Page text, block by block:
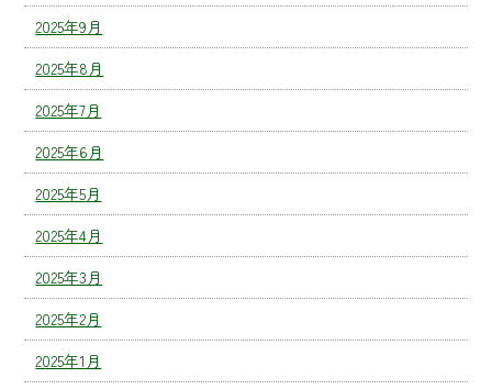
2025年9月
2025年8月
2025年7月
2025年6月
2025年5月
2025年4月
2025年3月
2025年2月
2025年1月